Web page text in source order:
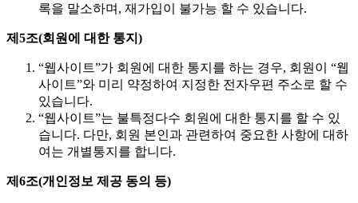
록을 말소하며, 재가입이 불가능 할 수 있습니다.
제5조(회원에 대한 통지)
“웹사이트”가 회원에 대한 통지를 하는 경우, 회원이 “웹
사이트”와 미리 약정하여 지정한 전자우편 주소로 할 수
있습니다.
“웹사이트”는 불특정다수 회원에 대한 통지를 할 수 있
습니다. 다만, 회원 본인과 관련하여 중요한 사항에 대하
여는 개별통지를 합니다.
제6조(개인정보 제공 동의 등)